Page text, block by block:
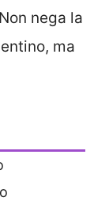
Non nega la
ma